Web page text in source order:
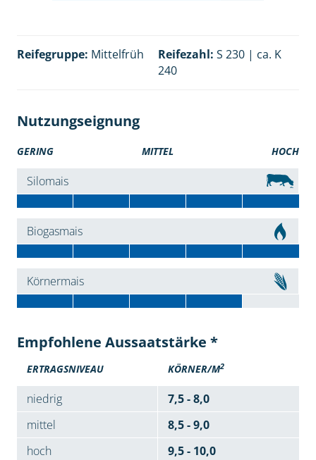
Reifegruppe: Mittelfrüh Reifezahl: S 230 | ca. K
240
Nutzungseignung
GERING MITTEL HOCH
Silomais
Biogasmais
Körnermais
Empfohlene Aussaatstärke *
ERTRAGSNIVEAU KÖRNER/M2
niedrig
7,5 - 8,0
mittel
8,5 - 9,0
hoch
9,5 - 10,0